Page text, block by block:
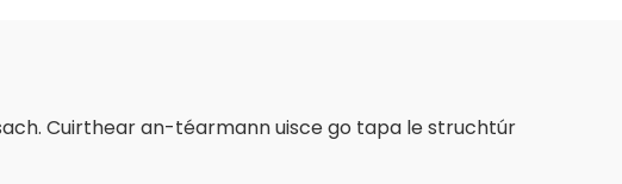
Cuirthear an-téarmann uisce go tapa le struchtúr